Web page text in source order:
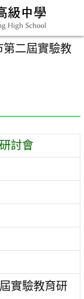
第二屆實驗教
討會
實驗教育研